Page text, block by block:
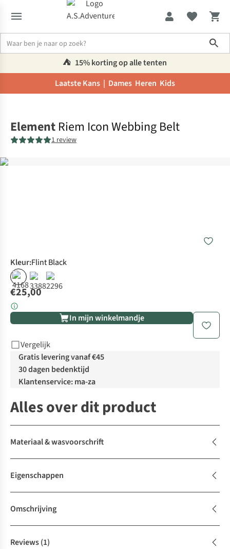
⛺️ 15% korting op alle tenten
Laatste Kans | Dames Heren Kids
Element Riem Icon Webbing Belt
1 review
Kleur:Flint Black
€25,00
In mijn winkelmandje
Vergelijk
Gratis levering vanaf €45
30 dagen bedenktijd
Klantenservice: ma-za
Alles over dit product
Materiaal & wasvoorschrift
Eigenschappen
Omschrijving
Reviews(1)